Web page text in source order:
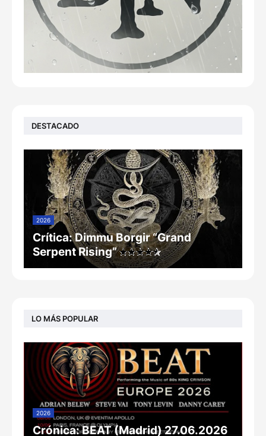
DESTACADO
2026
Crítica: Dimmu Borgir “Grand
Serpent Rising”
LO MÁS POPULAR
2026
Crónica: BEAT (Madrid) 27.06.2026